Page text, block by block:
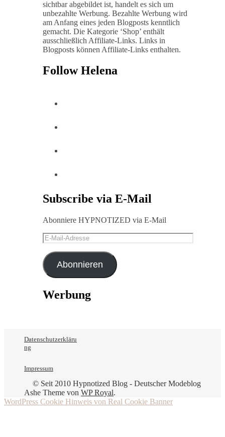
sichtbar abgebildet ist, handelt es sich um
unbezahlte Werbung. Bezahlte Werbung wird
am Anfang eines jeden Blogposts kenntlich
gemacht. Die Kategorie ‘Shop’ enthält
ausschließlich Affiliate-Links. Links in
Blogposts können Affiliate-Links enthalten.
Follow Helena
Subscribe via E-Mail
Abonniere HYPNOTIZED via E-Mail
E-
Mail-
Adresse
Abonnieren
Werbung
Datenschutzerkläru
ng
Impressum
© Seit 2010 Hypnotized Blog - Deutscher Modeblog
Ashe Theme von WP Royal.
WordPress Cookie Hinweis von Real Cookie Banner